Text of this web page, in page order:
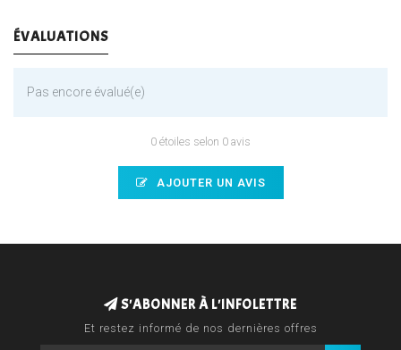
ÉVALUATIONS
Pas encore évalué(e)
0 étoiles selon 0 avis
AJOUTER UN AVIS
S'ABONNER À L'INFOLETTRE
Et restez informé de nos dernières offres